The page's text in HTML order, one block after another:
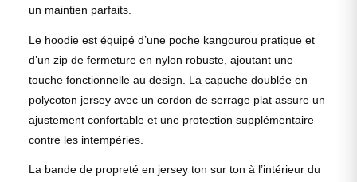
un maintien parfaits.
Le hoodie est équipé d’une poche kangourou pratique et
d’un zip de fermeture en nylon robuste, ajoutant une
touche fonctionnelle au design. La capuche doublée en
polycoton jersey avec un cordon de serrage plat assure un
ajustement confortable et une protection supplémentaire
contre les intempéries.
La bande de propreté en jersey ton sur ton à l’intérieur du